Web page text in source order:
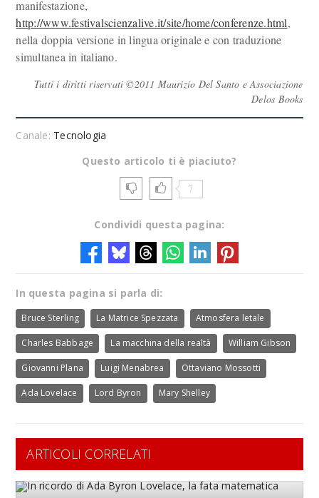
manifestazione,
http://www.festivalscienzalive.it/site/home/conferenze.html,
nella doppia versione in lingua originale e con traduzione
simultanea in italiano.
Tutti i diritti riservati ©2011 Maurizio Del Santo e Associazione
Delos Books
Canale: Tecnologia
Questo articolo ti è piaciuto?
7
Condividi questa pagina:
In questa pagina si parla di:
Bruce Sterling La Matrice Spezzata Atmosfera letale
Charles Babbage La macchina della realtà William Gibson
Giovanni Plana Luigi Menabrea Ottaviano Mossotti
Ada Lovelace Lord Byron Mary Shelley
ARTICOLI CORRELATI